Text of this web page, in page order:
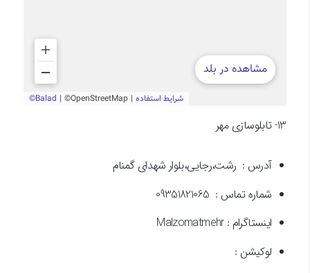
13- تابلوسازی مهر
آدرس : رشت،رجایی،بلوار شهدای گمنام
شماره تماس : 09351821065
اینستاگرام : Malzomatmehr
لوکیشن :